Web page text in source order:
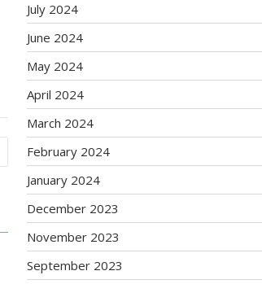
July 2024
June 2024
May 2024
April 2024
March 2024
February 2024
January 2024
December 2023
November 2023
September 2023